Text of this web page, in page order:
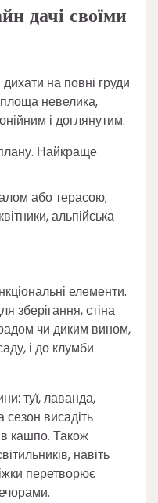
дачі своїми
на повні груди
площа невелика,
і доглянутим.
Найкраще
або терасою;
альпійська
елементи.
зберігання, стіна
чи диким вином,
і до клумби
туї, лаванда,
сезон висадіть
в кашпо. Також
навіть
перетворює